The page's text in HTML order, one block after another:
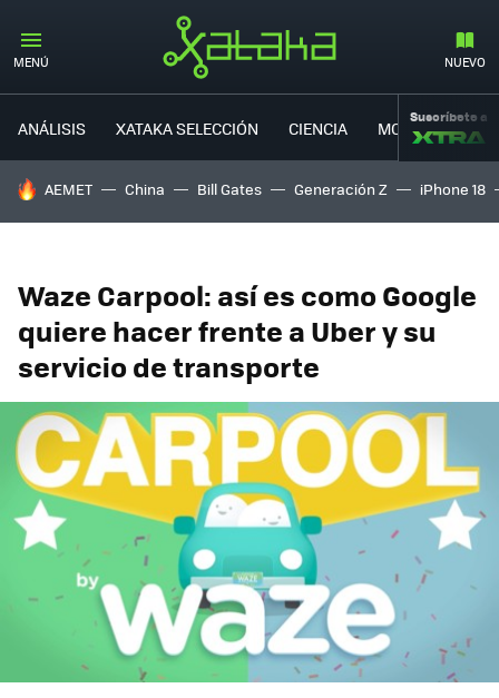
MENÚ NUEVO
ANÁLISIS XATAKA SELECCIÓN CIENCIA MOVILIDAD
Suscríbete a
HOY SE HABLA DE
AEMET China Bill Gates Generación Z iPhone 18
Waze Carpool: así es como Google
quiere hacer frente a Uber y su
servicio de transporte